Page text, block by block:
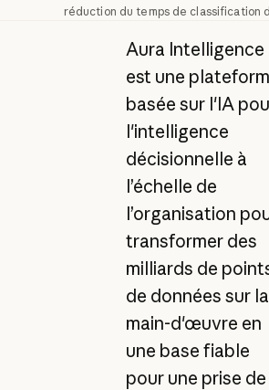
réduction du temps de classification
Aura Intelligence
est une
basée sur l'IA
l'intelligence
décisionnelle à
l’échelle de
l’organisation
transformer des
milliards de
de données sur la
main-d'œuvre en
une base fiable
pour une prise de